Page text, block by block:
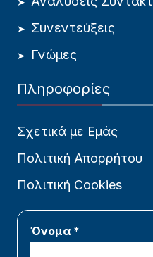
Συνεντεύξεις
Γνώμες
Πληροφορίες
Σχετικά με Εμάς
Πολιτική Απορρήτου
Πολιτική Cookies
Όνομα *